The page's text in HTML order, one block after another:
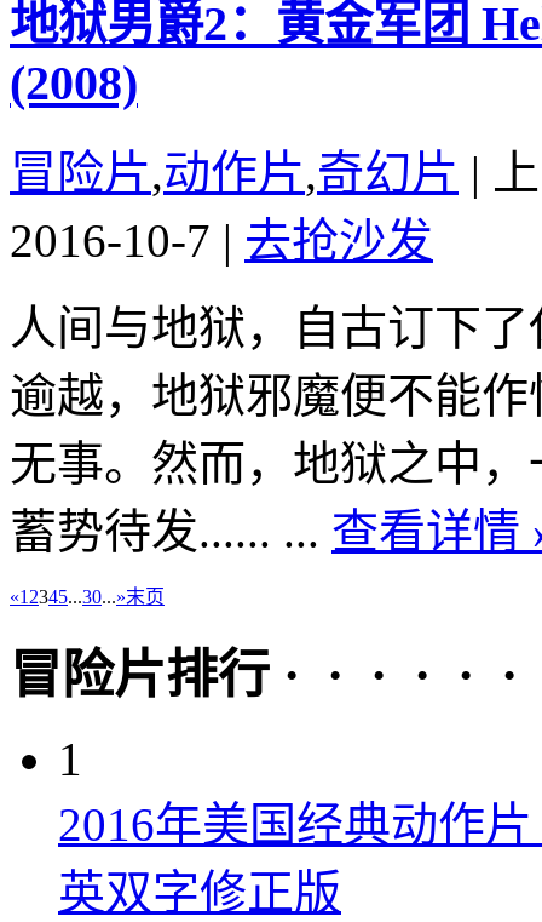
地狱男爵2：黄金军团
(2008)
冒险片,动作片,奇幻片 |
2016-10-7 | 去抢沙发
人间与地狱，自古订下
逾越，地狱邪魔便不能
无事。然而，地狱之中
蓄势待发...... ... 查看详情
«1 2345...30...»末页
冒险片排行 · · · · · ·
1
2016年美国经典动作
英双字修正版